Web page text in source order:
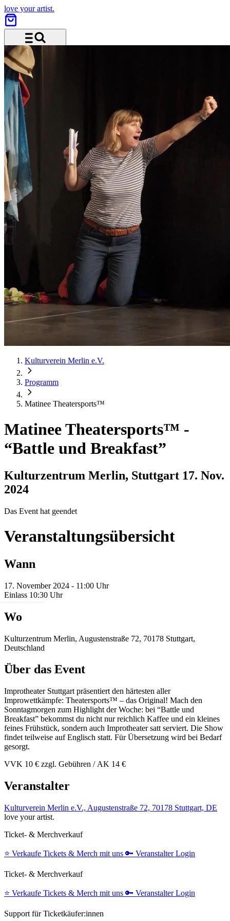
love your artist.
Menü und Suche
Kulturverein Merlin e.V.
Programm
Matinee Theatersports™
Matinee Theatersports™ -
“Battle und Breakfast”
Kulturzentrum Merlin, Stuttgart 17. Nov.
2024
Das Event hat geendet
Veranstaltungsübersicht
Wann
17. November 2024 - 11:00 Uhr
Einlass 10:30 Uhr
Wo
Kulturzentrum Merlin, Augustenstraße 72, 70178 Stuttgart,
Deutschland
Über das Event
Improtheater Stuttgart präsentiert den härtesten aller
Improwettkämpfe: Theatersports™ – das Original! Mach den
Sonntagmorgen zum Highlight der Woche: bei “Battle und
Breakfast” bekommst du nicht nur reichlich Kaffee und ein kleines
feines Frühstück, sondern auch Improtheater satt serviert. Die Show
findet teilweise auf Englisch statt. Für Übersetzung wird bei Bedarf
gesorgt.
VVK 10 € zzgl. Gebühren / AK 14 €
Veranstalter
Kulturverein Merlin e.V., Augustenstraße 72, 70178 Stuttgart, DE
love your artist.
Ticket- & Merchverkauf
⭐️ Verkaufe Tickets & Merch mit uns 🔑 Veranstalter Login
Ticket- & Merchverkauf
⭐️ Verkaufe Tickets & Merch mit uns 🔑 Veranstalter Login
Support für Ticketkäufer:innen